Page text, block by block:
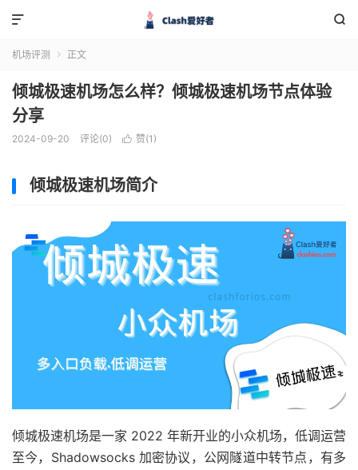


机场评测  正文
倾城极速机场怎么样？倾城极速机场节点体验
分享
2024-09-20 评论(0)  赞(1 )
倾城极速机场简介
倾城极速机场是一家 2022 年新开业的小众机场，低调运营
至今，Shadowsocks 加密协议，公网隧道中转节点，有多